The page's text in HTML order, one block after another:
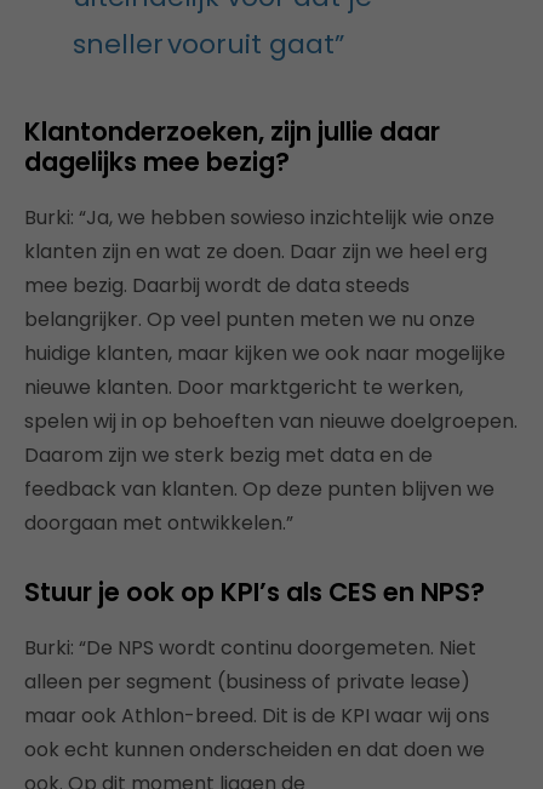
sneller vooruit gaat”
Klantonderzoeken, zijn jullie daar
dagelijks mee bezig?
Burki: “Ja, we hebben sowieso inzichtelijk wie onze
klanten zijn en wat ze doen. Daar zijn we heel erg
mee bezig. Daarbij wordt de data steeds
belangrijker. Op veel punten meten we nu onze
huidige klanten, maar kijken we ook naar mogelijke
nieuwe klanten. Door marktgericht te werken,
spelen wij in op behoeften van nieuwe doelgroepen.
Daarom zijn we sterk bezig met data en de
feedback van klanten. Op deze punten blijven we
doorgaan met ontwikkelen.”
Stuur je ook op KPI’s als CES en NPS?
Burki: “De NPS wordt continu doorgemeten. Niet
alleen per segment (business of private lease)
maar ook Athlon-breed. Dit is de KPI waar wij ons
ook echt kunnen onderscheiden en dat doen we